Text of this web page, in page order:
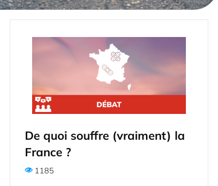
De quoi souffre (vraiment) la
France ?
1185